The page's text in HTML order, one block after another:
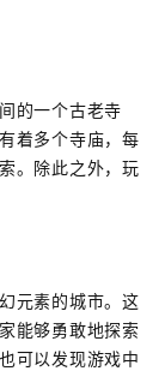
的一个古老寺
着多个寺庙，每
。除此之外，玩
元素的城市。这
能够勇敢地探索
可以发现游戏中